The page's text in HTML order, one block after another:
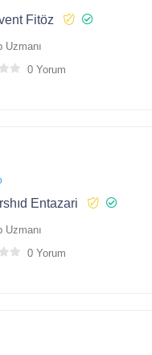
Fitöz
Uzmanı
0 Yorum
Entazari
Uzmanı
0 Yorum